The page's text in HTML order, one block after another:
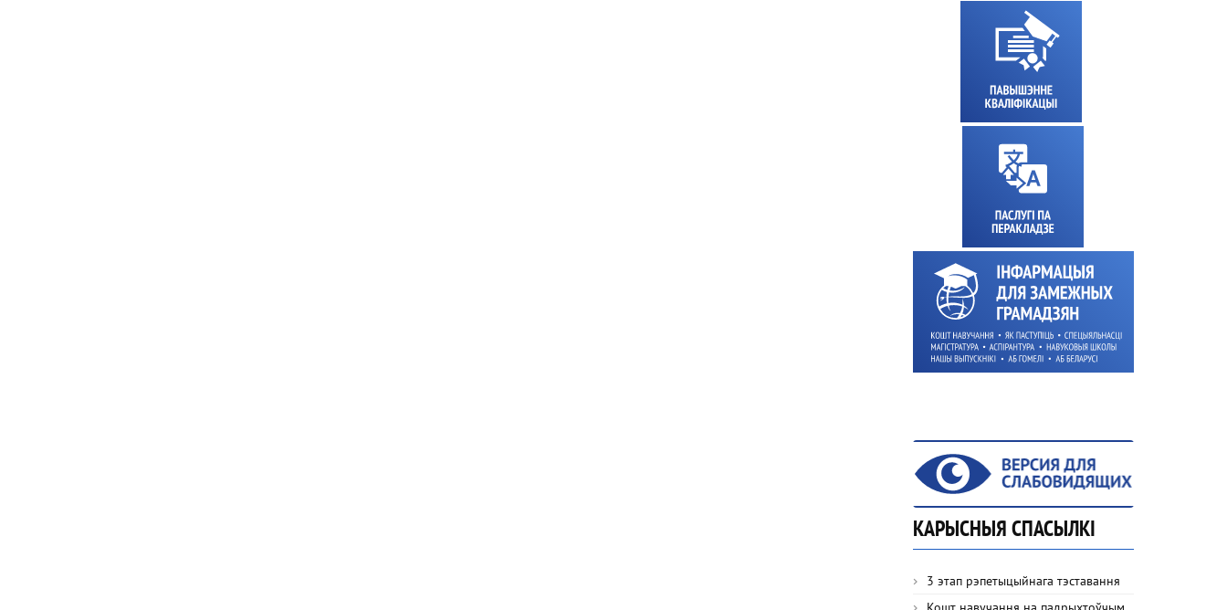
КАРЫСНЫЯ СПАСЫЛКІ
3 этап рэпетыцыйнага тэставання